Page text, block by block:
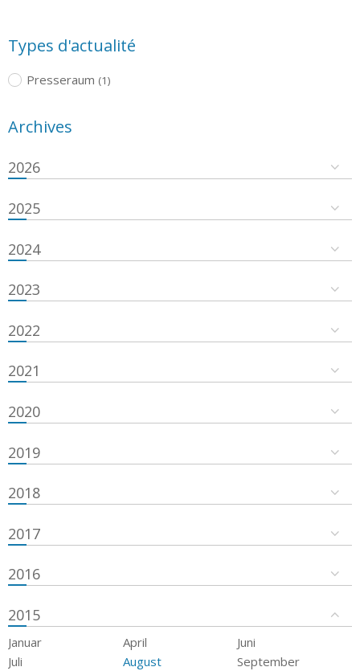
Types d'actualité
Presseraum (1)
Archives
2026
2025
2024
2023
2022
2021
2020
2019
2018
2017
2016
2015
Januar April
Juni
Juli
August
September